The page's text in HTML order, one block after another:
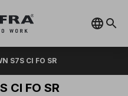
S7S CI FO SR
CI FO SR